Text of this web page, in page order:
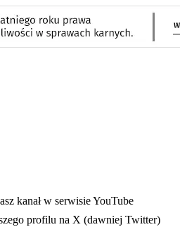
karcie
w nowej karcie
kanał w serwisie YouTube
profilu na X (dawniej Twitter)